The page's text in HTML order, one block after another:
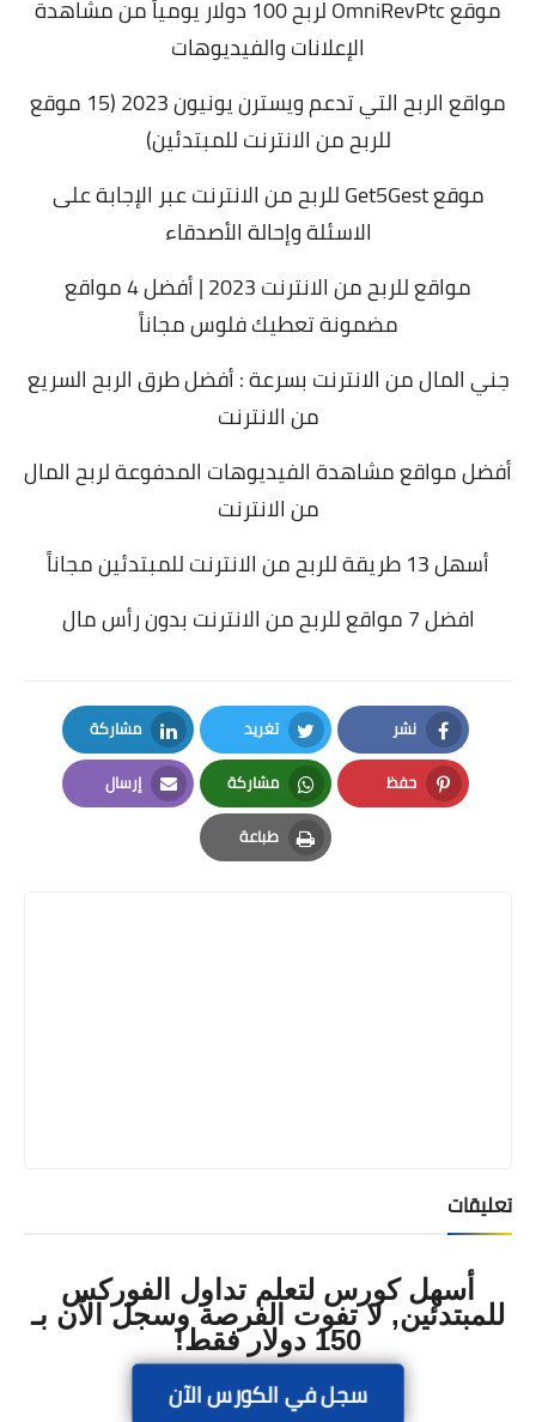
موقع OmniRevPtc لربح 100 دولار يومياً من مشاهدة
الإعلانات والفيديوهات
مواقع الربح التي تدعم ويسترن يونيون 2023 (15 موقع
للربح من الانترنت للمبتدئين)
موقع Get5Gest
للربح من الانترنت عبر الإجابة على
الاسئلة وإحالة الأصدقاء
مواقع للربح من الانترنت 2023 | أفضل 4 مواقع
مضمونة تعطيك فلوس مجاناً
جني المال من الانترنت بسرعة : أفضل طرق الربح السريع
من الانترنت
أفضل مواقع مشاهدة الفيديوهات المدفوعة لربح المال
من الانترنت
أسهل 13 طريقة للربح من الانترنت للمبتدئين مجاناً
افضل 7 مواقع للربح من الانترنت بدون رأس مال
نشر
Facebook
تغريد
Twitter
مشاركة
LinkedIn
حفظ
Pinterest
مشاركة
Whatsapp
إرسال
Email
طباعة
Print
تعليقات
أسهل كورس لتعلم تداول الفوركس
للمبتدئين, لا تفوت الفرصة وسجل الآن بـ
150 دولار فقط!
سجل في الكورس الآن